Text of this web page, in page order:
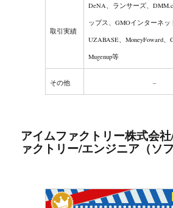
取引実績
DeNA、ランサーズ、
ップス、GMOインターネッ
UZABASE、MoneyFoward、
Mugenup等
その他 –
アイムファクトリー株式会
ァクトリー/エンジニア（ソフ